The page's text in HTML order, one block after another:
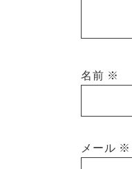
名前 ※
メール ※